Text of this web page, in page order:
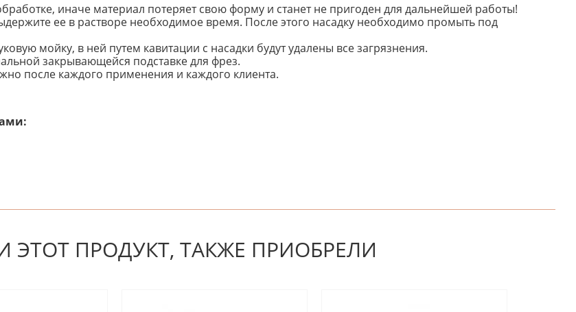
иначе материал потеряет свою форму и станет не пригоден для дальнейшей работы!
ее в растворе необходимое время. После этого насадку необходимо промыть под
мойку, в ней путем кавитации с насадки будут удалены все загрязнения.
закрывающейся подставке для фрез.
после каждого применения и каждого клиента.
Будьте первым, кто напишет отзыв.
ПРОДУКТ, ТАКЖЕ ПРИОБРЕЛИ